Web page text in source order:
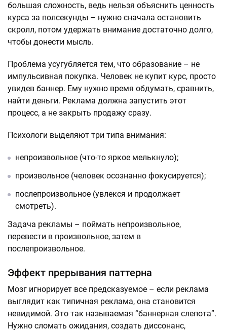
большая сложность, ведь нельзя объяснить ценность
курса за полсекунды – нужно сначала остановить
скролл, потом удержать внимание достаточно долго,
чтобы донести мысль.
Проблема усугубляется тем, что образование – не
импульсивная покупка. Человек не купит курс, просто
увидев баннер. Ему нужно время обдумать, сравнить,
найти деньги. Реклама должна запустить этот
процесс, а не закрыть продажу сразу.
Психологи выделяют три типа внимания:
непроизвольное (что-то яркое мелькнуло);
произвольное (человек осознанно фокусируется);
послепроизвольное (увлекся и продолжает
смотреть).
Задача рекламы – поймать непроизвольное,
перевести в произвольное, затем в
послепроизвольное.
Эффект прерывания паттерна
Мозг игнорирует все предсказуемое – если реклама
выглядит как типичная реклама, она становится
невидимой. Это так называемая “баннерная слепота”.
Нужно сломать ожидания, создать диссонанс,